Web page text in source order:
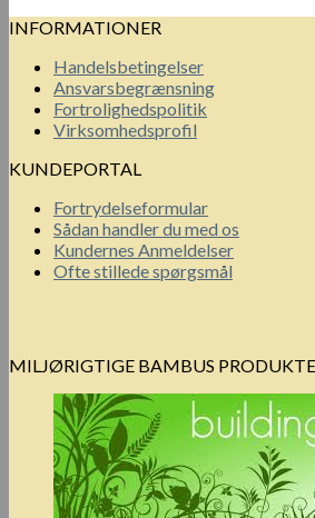
INFORMATIONER
Handelsbetingelser
Ansvarsbegrænsning
Fortrolighedspolitik
Virksomhedsprofil
KUNDEPORTAL
Fortrydelseformular
Sådan handler du med os
Kundernes Anmeldelser
Ofte stillede spørgsmål
MILJØRIGTIGE BAMBUS